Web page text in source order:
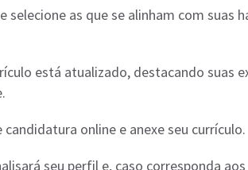
selecione as que se alinham com suas
está atualizado, destacando suas
online e anexe seu currículo.
seu perfil e, caso corresponda